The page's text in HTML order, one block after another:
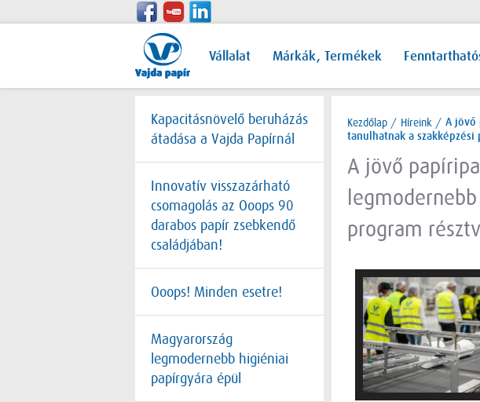
Vállalat Márkák, Termékek
Kapacitásnövelő beruházás
átadása a Vajda Papírnál
Innovatív visszazárható
csomagolás az Ooops 90
darabos papír zsebkendő
családjában!
Ooops! Minden esetre!
Magyarország
legmodernebb higiéniai
papírgyára épül
Kezdőlap / Híreink / A jövő
tanulhatnak a szakképzési
A jövő
program